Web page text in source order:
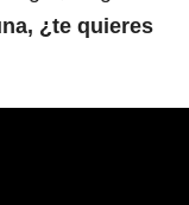
¿te quieres